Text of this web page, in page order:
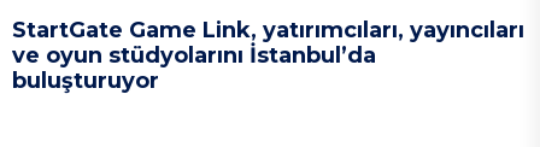
StartGate Game Link, yatırımcıları, yayıncıları
ve oyun stüdyolarını İstanbul’da
buluşturuyor